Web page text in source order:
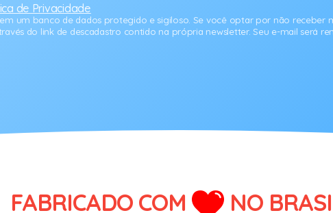
de Privacidade
um banco de dados protegido e sigiloso. Se você optar por não receber
do link de descadastro contido na própria newsletter. Seu e-mail será
FABRICADO COM NO